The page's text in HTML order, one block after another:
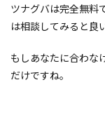
ツナグバは完全無料
は相談してみると良
もしあなたに合わな
だけですね。